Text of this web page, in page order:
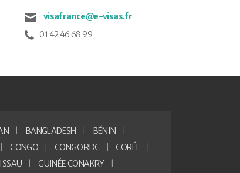
visafrance@e-visas.fr
01 42 46 68 99
BANGLADESH
BÉNIN
CONGO CONGO RDC
CORÉE
GUINÉE CONAKRY